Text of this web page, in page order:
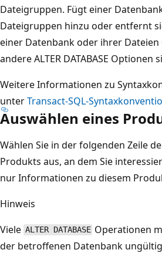
Dateigruppen. Fügt einer
Dateigruppen hinzu oder entfernt
einer Datenbank oder ihrer
andere ALTER DATABASE Optionen
Weitere Informationen zu
unterTransact-SQL-
Auswählen eines
Wählen Sie in der folgenden Zeile
Produkts aus, an dem Sie
nur Informationen zu diesem
Hinweis
Viele ALTER DATABASE Operationen
der betroffenen Datenbank